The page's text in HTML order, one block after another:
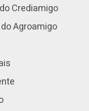
Crediamigo
Agroamigo